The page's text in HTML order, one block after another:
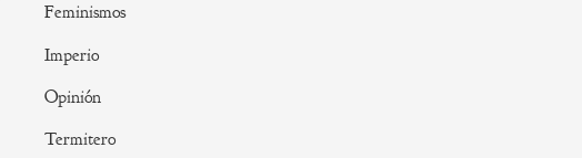
Feminismos
Imperio
Opinión
Termitero